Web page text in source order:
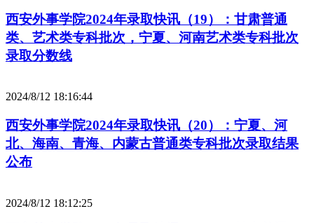
西安外事学院2024年录取快讯（19）：甘肃普通
类、艺术类专科批次，宁夏、河南艺术类专科批次
录取分数线
2024/8/12 18:16:44
西安外事学院2024年录取快讯（20）：宁夏、河
北、海南、青海、内蒙古普通类专科批次录取结果
公布
2024/8/12 18:12:25